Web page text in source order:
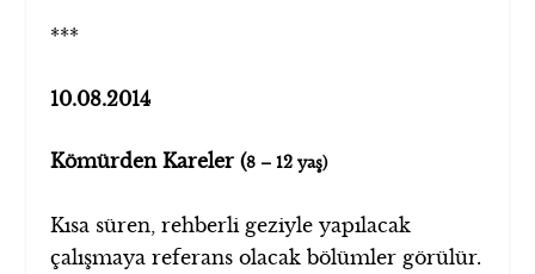
***
10.08.2014
Kömürden Kareler (8 – 12 yaş)
Kısa süren, rehberli geziyle yapılacak
çalışmaya referans olacak bölümler görülür.